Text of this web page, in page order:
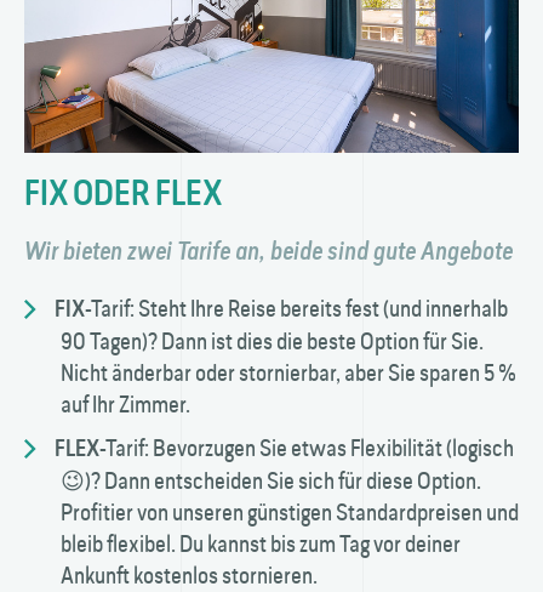
FIX ODER FLEX
Wir bieten zwei Tarife an, beide sind gute Angebote
FIX-Tarif: Steht Ihre Reise bereits fest (und innerhalb
90 Tagen)? Dann ist dies die beste Option für Sie.
Nicht änderbar oder stornierbar, aber Sie sparen 5 %
auf Ihr Zimmer.
FLEX-Tarif: Bevorzugen Sie etwas Flexibilität (logisch
😉)? Dann entscheiden Sie sich für diese Option.
Profitier von unseren günstigen Standardpreisen und
bleib flexibel. Du kannst bis zum Tag vor deiner
Ankunft kostenlos stornieren.